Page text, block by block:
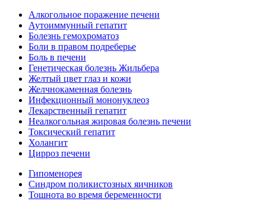
Алкогольное поражение печени
Аутоиммунный гепатит
Болезнь гемохроматоз
Боли в правом подреберье
Боль в печени
Генетическая болезнь Жильбера
Желтый цвет глаз и кожи
Желчнокаменная болезнь
Инфекционный мононуклеоз
Лекарственный гепатит
Неалкогольная жировая болезнь печени
Токсический гепатит
Холангит
Цирроз печени
Гипоменорея
Синдром поликистозных яичников
Тошнота во время беременности